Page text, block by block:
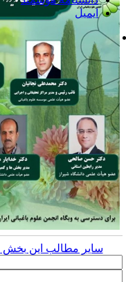
ایمیل
پست الکترونیک
سایر مطالب این بخش |